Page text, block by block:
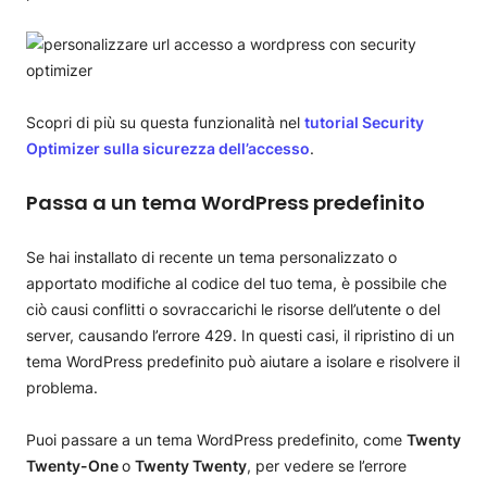
Scopri di più su questa funzionalità nel tutorial Security
Optimizer sulla sicurezza dell’accesso.
Passa a un tema WordPress predefinito
Se hai installato di recente un tema personalizzato o
apportato modifiche al codice del tuo tema, è possibile che
ciò causi conflitti o sovraccarichi le risorse dell’utente o del
server, causando l’errore 429. In questi casi, il ripristino di un
tema WordPress predefinito può aiutare a isolare e risolvere il
problema.
Puoi passare a un tema WordPress predefinito, come Twenty
Twenty-Oneo Twenty Twenty, per vedere se l’errore